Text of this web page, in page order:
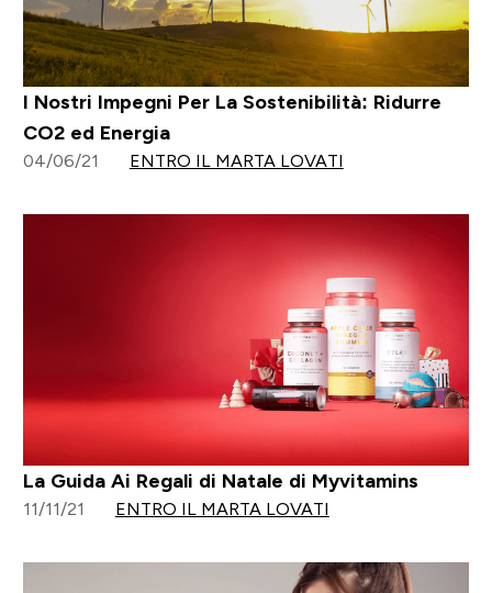
I Nostri Impegni Per La Sostenibilità: Ridurre
CO2 ed Energia
04/06/21 ENTRO IL MARTA LOVATI
La Guida Ai Regali di Natale di Myvitamins
11/11/21 ENTRO IL MARTA LOVATI